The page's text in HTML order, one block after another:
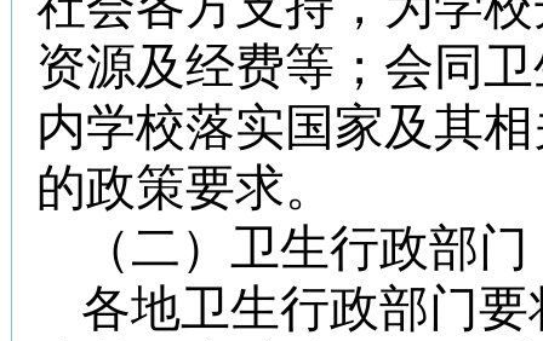
资源及经费等；会同
内学校落实国家及其
的政策要求。
（二）卫生行政部门
各地卫生行政部门